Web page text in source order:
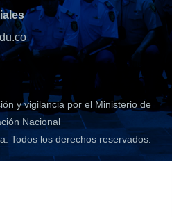
y vigilancia por el Ministerio de
Nacional
. Todos los derechos reservados.